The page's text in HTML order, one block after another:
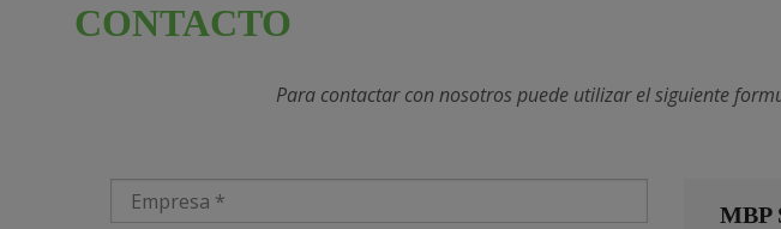
CONTACTO
Para contactar con nosotros puede utilizar el siguiente
Empresa*
MBP